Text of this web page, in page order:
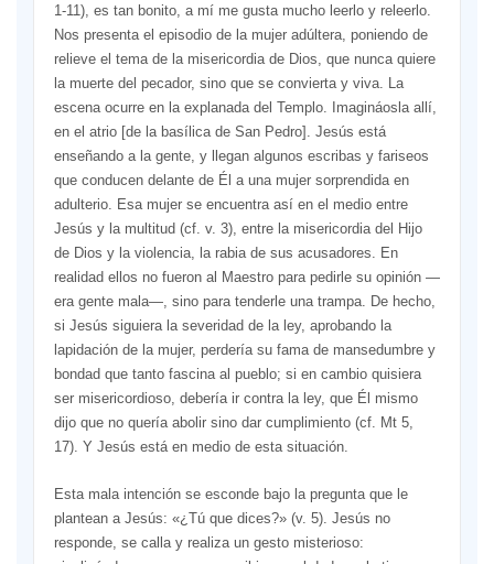
1-11), es tan bonito, a mí me gusta mucho leerlo y releerlo.
Nos presenta el episodio de la mujer adúltera, poniendo de
relieve el tema de la misericordia de Dios, que nunca quiere
la muerte del pecador, sino que se convierta y viva. La
escena ocurre en la explanada del Templo. Imagináosla allí,
en el atrio [de la basílica de San Pedro]. Jesús está
enseñando a la gente, y llegan algunos escribas y fariseos
que conducen delante de Él a una mujer sorprendida en
adulterio. Esa mujer se encuentra así en el medio entre
Jesús y la multitud (cf. v. 3), entre la misericordia del Hijo
de Dios y la violencia, la rabia de sus acusadores. En
realidad ellos no fueron al Maestro para pedirle su opinión —
era gente mala—, sino para tenderle una trampa. De hecho,
si Jesús siguiera la severidad de la ley, aprobando la
lapidación de la mujer, perdería su fama de mansedumbre y
bondad que tanto fascina al pueblo; si en cambio quisiera
ser misericordioso, debería ir contra la ley, que Él mismo
dijo que no quería abolir sino dar cumplimiento (cf. Mt 5,
17). Y Jesús está en medio de esta situación.
Esta mala intención se esconde bajo la pregunta que le
plantean a Jesús: «¿Tú que dices?» (v. 5). Jesús no
responde, se calla y realiza un gesto misterioso: